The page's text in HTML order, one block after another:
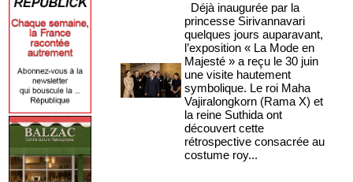
Déjà inaugurée par la
princesse Sirivannavari
quelques jours auparavant,
l’exposition « La Mode en
Majesté » a reçu le 30 juin
une visite hautement
symbolique. Le roi Maha
Vajiralongkorn (Rama X) et
la reine Suthida ont
découvert cette
rétrospective consacrée au
costume roy...